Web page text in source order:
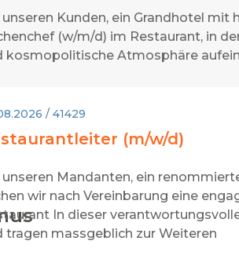
unseren Kunden, ein Grandhotel
(w/m/d) im Restaurant, in
kosmopolitische Atmosphäre
/ 41429
(m/w/d)
unseren Mandanten, ein
wir nach Vereinbarung eine
In dieser
tragen massgeblich zur Weiteren